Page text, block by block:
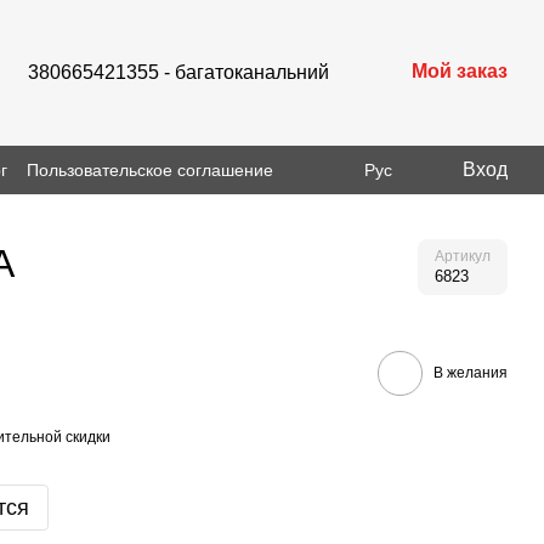
380665421355 - багатоканальний Мой заказ
Пользовательское соглашение Рус Вход
Артикул
6823
В желания
скидки